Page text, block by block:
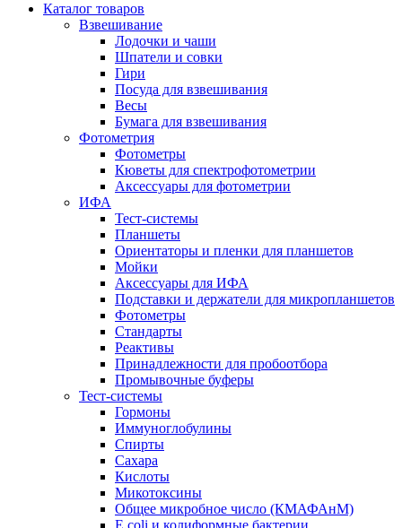
Каталог товаров
Взвешивание
Лодочки и чаши
Шпатели и совки
Гири
Посуда для взвешивания
Весы
Бумага для взвешивания
Фотометрия
Фотометры
Кюветы для спектрофотометрии
Аксессуары для фотометрии
ИФА
Тест-системы
Планшеты
Ориентаторы и пленки для планшетов
Мойки
Аксессуары для ИФА
Подставки и держатели для микропланшетов
Фотометры
Стандарты
Реактивы
Принадлежности для пробоотбора
Промывочные буферы
Тест-системы
Гормоны
Иммуноглобулины
Спирты
Сахара
Кислоты
Микотоксины
Общее микробное число (КМАФАнМ)
E.coli и колиформные бактерии